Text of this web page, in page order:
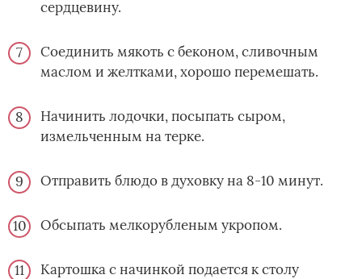
сердцевину.
Соединить мякоть с беконом, сливочным
маслом и желтками, хорошо перемешать.
Начинить лодочки, посыпать сыром,
измельченным на терке.
Отправить блюдо в духовку на 8-10 минут.
Обсыпать мелкорубленым укропом.
Картошка с начинкой подается к столу